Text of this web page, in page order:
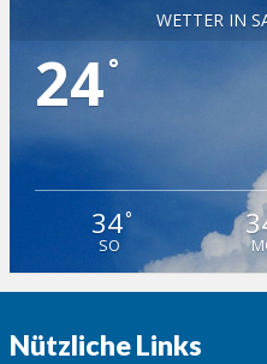
WETTER IN
24°
34°
SO
Nützliche Links